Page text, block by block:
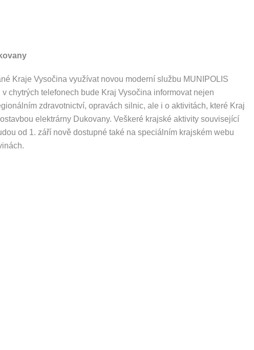
Kraje Vysočina využívat novou moderní službu MUNIPOLIS
chytrých telefonech bude Kraj Vysočina informovat nejen
zdravotnictví, opravách silnic, ale i o aktivitách, které Kraj
elektrárny Dukovany. Veškeré krajské aktivity související
od 1. září nově dostupné také na speciálním krajském webu